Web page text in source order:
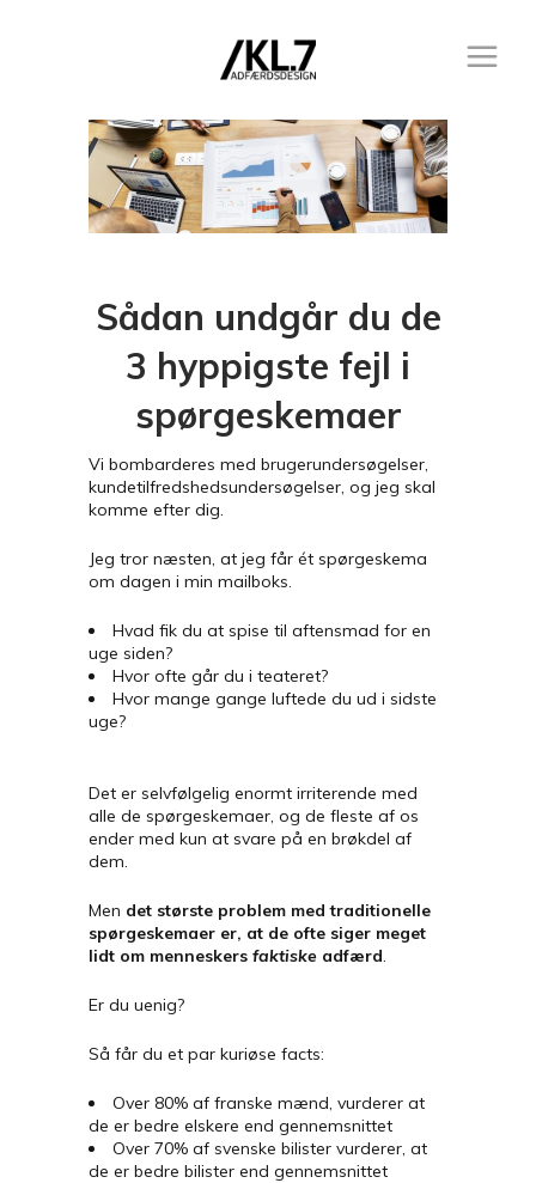
Sådan undgår du de
3 hyppigste fejl i
spørgeskemaer
Vi bombarderes med brugerundersøgelser,
kundetilfredshedsundersøgelser, og jeg skal
komme efter dig.
Jeg tror næsten, at jeg får ét spørgeskema
om dagen i min mailboks.
Hvad fik du at spise til aftensmad for en
uge siden?
Hvor ofte går du i teateret?
Hvor mange gange luftede du ud i sidste
uge?
Det er selvfølgelig enormt irriterende med
alle de spørgeskemaer, og de fleste af os
ender med kun at svare på en brøkdel af
dem.
Men det største problem med traditionelle
spørgeskemaer er, at de ofte siger meget
lidt om menneskers faktiske adfærd.
Er du uenig?
Så får du et par kuriøse facts:
Over 80% af franske mænd, vurderer at
de er bedre elskere end gennemsnittet
Over 70% af svenske bilister vurderer, at
de er bedre bilister end gennemsnittet